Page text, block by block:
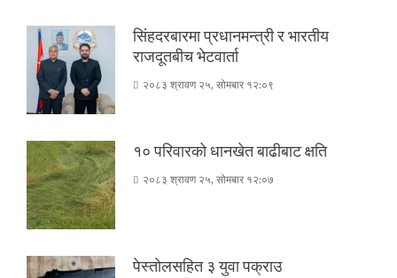
सिंहदरबारमा प्रधानमन्त्री र भारतीय
राजदूतबीच भेटवार्ता
२०८३ श्रावण २५, सोमबार १२:०९
१० परिवारको धानखेत बाढीबाट क्षति
२०८३ श्रावण २५, सोमबार १२:०७
पेस्तोलसहित ३ युवा पक्राउ